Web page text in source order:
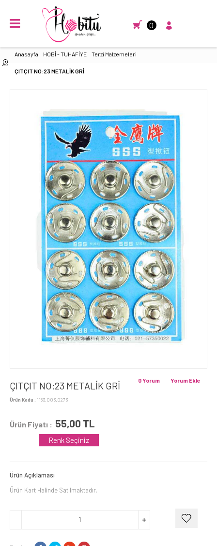
0
Anasayfa HOBİ - TUHAFİYE Terzi Malzemeleri
ÇITÇIT NO:23 METALİK GRİ
ÇITÇIT NO:23 METALİK GRİ
Ürün Kodu : 1153.003.0273
Yorum Ekle
0 Yorum
Ürün Fiyatı : 55,00 TL
Renk Seçiniz
Ürün Açıklaması
Ürün Kart Halinde Satılmaktadır.